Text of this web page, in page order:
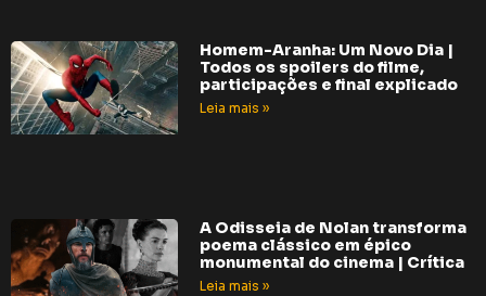
Homem-Aranha: Um Novo Dia |
Todos os spoilers do filme,
participações e final explicado
Leia mais »
A Odisseia de Nolan transforma
poema clássico em épico
monumental do cinema | Crítica
Leia mais »